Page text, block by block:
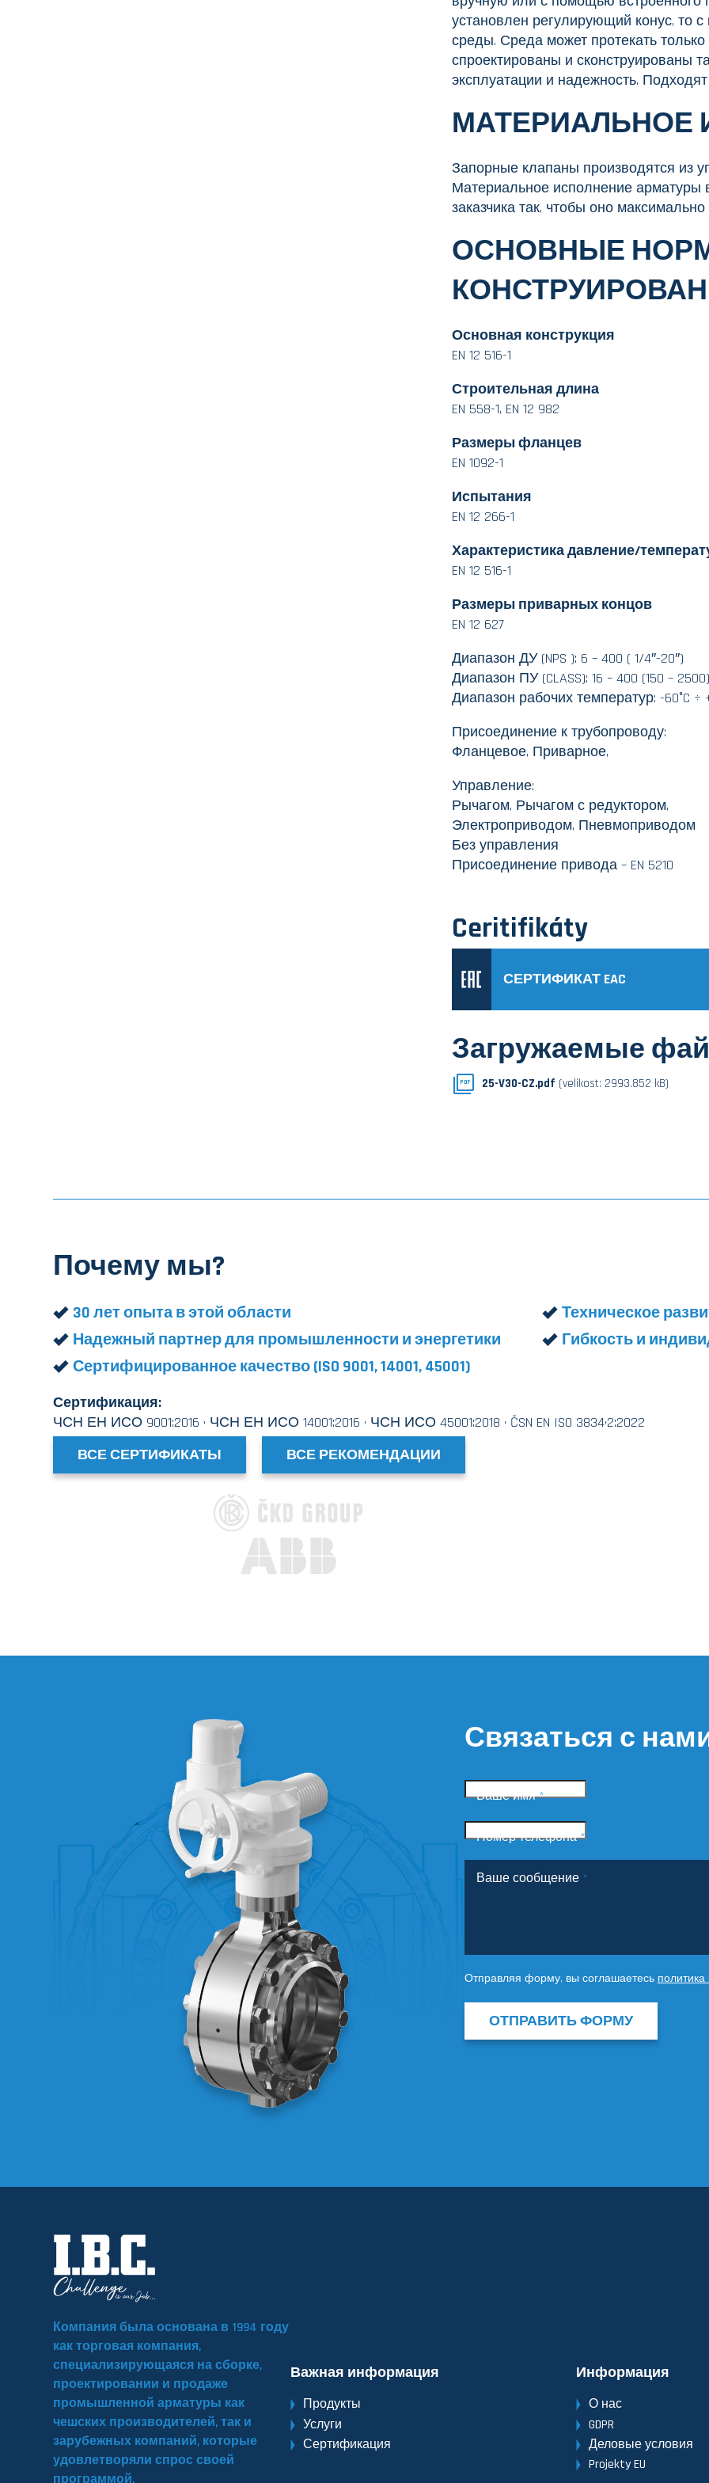
установлен регулирующий конус, то
среды. Среда может протекать
спроектированы и сконструированы
эксплуатации и надежность.
МАТЕРИАЛЬНОЕ
Запорные клапаны производятся из
Материальное исполнение арматуры
заказчика так, чтобы оно
ОСНОВНЫЕ
Основная конструкция
EN 12 516-1
Строительная длина
EN 558-1, EN 12 982
Размеры фланцев
EN 1092-1
Испытания
EN 12 266-1
Характеристика давление/
EN 12 516-1
Размеры приварных концов
EN 12 627
Диапазон ДУ (NPS ): 6 – 400 ( 1/4″-20″)
Диапазон ПУ (CLASS): 16 – 400 (150 – 2500)
Диапазон рабочих температур: -60°C ÷
Присоединение к трубопроводу:
Фланцевое, Приварное,
Управление:
Рычагом, Рычагом с редуктором,
Электроприводом, Пневмоприводом
Без управления
Присоединение привода – EN 5210
Ceritifikáty
СЕРТИФИКАТ EAC
Загружаемые
PDF 25-V30-CZ.pdf (velikost: 2993.852 kB)
Почему мы?
30 лет опыта в этой области
Техническое
Надежный партнер для промышленности и энергетики
Гибкость и
Сертифицированное качество (ISO 9001, 14001, 45001)
Сертификация:
ЧСН ЕН ИСО 9001:2016 · ЧСН ЕН ИСО 14001:2016 · ЧСН ИСО 45001:2018 · ČSN EN ISO 3834·2:2022
ВСЕ СЕРТИФИКАТЫ
ВСЕ РЕКОМЕНДАЦИИ
Связаться с
Ваше имя*
Номер телефона*
Ваше сообщение *
Отправляя форму, вы соглашаетесь
ОТПРАВИТЬ ФОРМУ
Компания была основана в 1994 году
как торговая компания,
специализирующаяся на сборке,
проектировании и продаже
промышленной арматуры как
чешских производителей, так и
зарубежных компаний, которые
удовлетворяли спрос своей
Важная информация
Продукты
Услуги
Сертификация
Информация
О нас
GDPR
Деловые условия
Projekty EU